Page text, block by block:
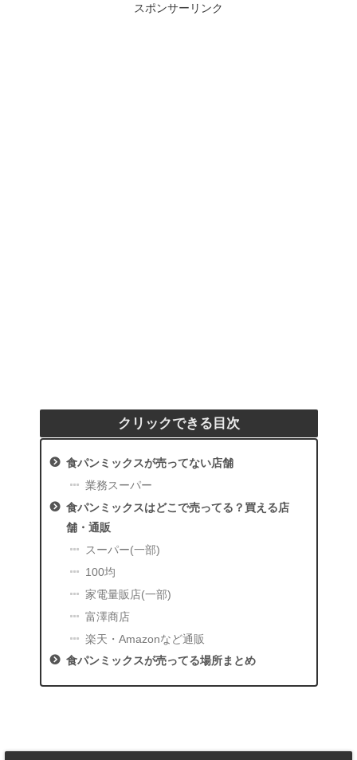
スポンサーリンク
クリックできる目次
食パンミックスが売ってない店舗
業務スーパー
食パンミックスはどこで売ってる？買える店
舗・通販
スーパー(一部)
100均
家電量販店(一部)
富澤商店
楽天・Amazonなど通販
食パンミックスが売ってる場所まとめ